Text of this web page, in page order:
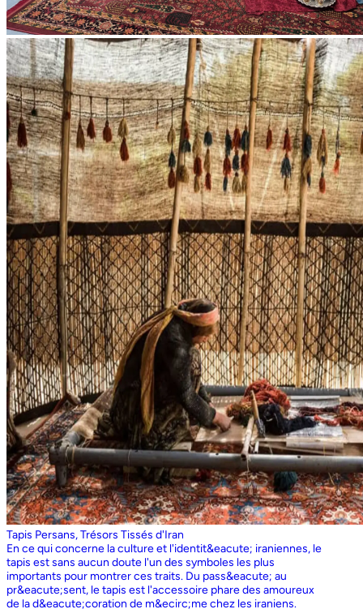
Tapis Persans, Trésors Tissés d'Iran
En ce qui concerne la culture et l'identit&eacute; iraniennes, le
tapis est sans aucun doute l'un des symboles les plus
importants pour montrer ces traits. Du pass&eacute; au
pr&eacute;sent, le tapis est l'accessoire phare des amoureux
de la d&eacute;coration de m&ecirc;me chez les iraniens.